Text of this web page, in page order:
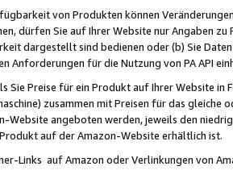
von Produkten können
dürfen Sie auf Ihrer Website nur Angaben
dargestellt sind bedienen oder (b) Sie
Anforderungen für die Nutzung von PA API
Sie Preise für ein Produkt auf Ihrer Website
zusammen mit Preisen für das
Website angeboten werden, jeweils den
auf der Amazon-Website erhältlich ist.
Links auf Amazon oder Verlinkungen von